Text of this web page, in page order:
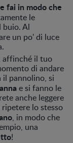
fai in modo che
le
buio. Al
un po' di luce
affinché il tuo
di andare
il pannolino, si
e si fanno le
anche leggere
lo stesso
, in modo che
una
!